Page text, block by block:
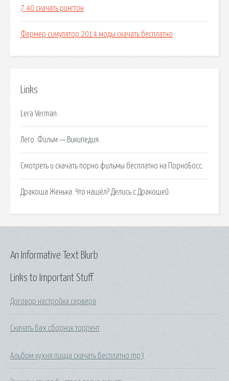
7 40 скачать рингтон
Фермер симулятор 2014 моды скачать бесплатно
Links
Lera Verman.
Лего. Фильм — Википедия.
Смотреть и скачать порно фильмы бесплатно на ПорноБосс.
Дракоша Женька. Что нашёл? Делись с Дракошей.
Links to Important Stuff
Договор настройка сервера
Скачать бах сборник торрент
Альбом кухня пицца скачать бесплатно mp3
An Informative Text Blurb